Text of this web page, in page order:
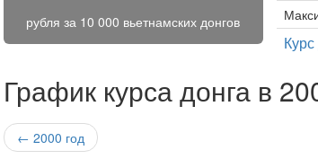
рубля за 10 000 вьетнамских донгов
График курса донга в
← 2000 год